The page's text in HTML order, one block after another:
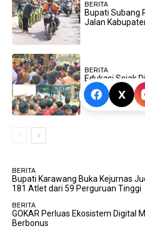
BERITA
Bupati Subang
Jalan
BERITA
Edukasi Sejak
Terima
Pamanukan I
BERITA
Bupati Karawang Buka Kejurnas
181 Atlet dari 59 Perguruan Tinggi
BERITA
GOKAR Perluas Ekosistem Digital
Berbonus
X